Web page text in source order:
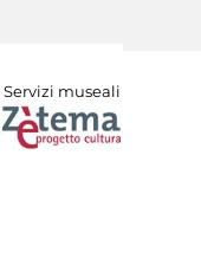
Servizi museali